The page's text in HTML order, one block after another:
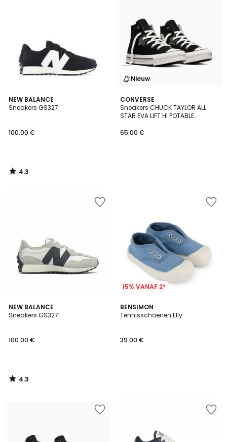
NEW BALANCE
Sneakers GS327
100.00 €
4.3
/ 5
4.3
/
Nieuw
CONVERSE
Sneakers CHUCK TAYLOR ALL
STAR EVA LIFT HI POTABLE
65.00 €
NEW BALANCE
Sneakers GS327
100.00 €
4.3
/ 5
4.3
/
15% VANAF 2*
BENSIMON
Tennisschoenen Elly
39.00 €